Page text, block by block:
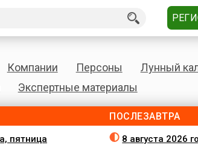
Компании Персоны
Лунный
Экспертные материалы
пятница
ПОСЛЕЗАВТРА
8 августа 2026